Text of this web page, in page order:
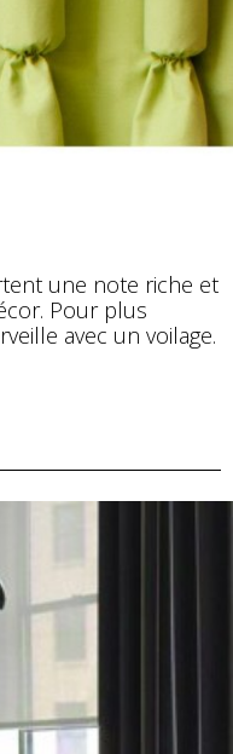
une note riche et
Pour plus
avec un voilage.